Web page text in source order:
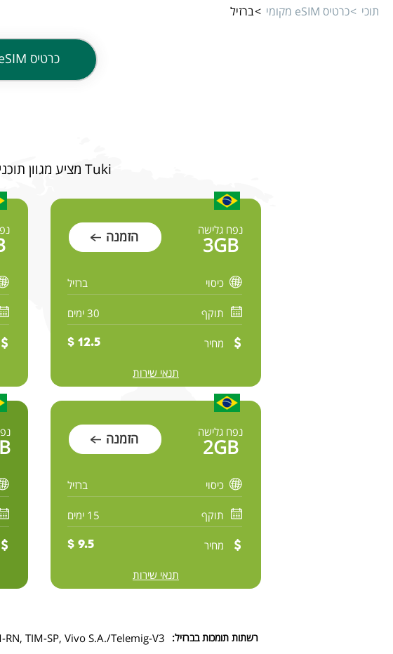
תוכי כרטיס eSIM מקומי ברזיל
כרטיס
Tuki מציע מגוון תוכניות גלישה מהירה ובטוחה לברזיל במחירים משתלמים
נפח גלישה
3GB הזמנה
כיסוי ברזיל
תוקף 30 ימים
מחיר 12.5 $
תנאי שירות
נפח גלישה
2GB הזמנה
כיסוי ברזיל
תוקף 15 ימים
מחיר 9.5 $
תנאי שירות
רשתות תומכות בברזיל: RN, TIM-SP, Vivo S.A./Telemig-V3